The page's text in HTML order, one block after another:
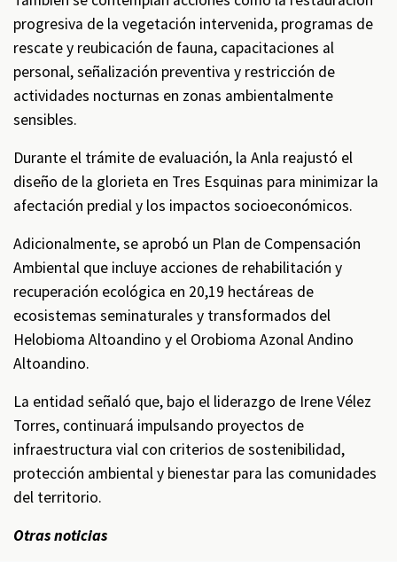
progresiva de la vegetación intervenida, programas de
rescate y reubicación de fauna, capacitaciones al
personal, señalización preventiva y restricción de
actividades nocturnas en zonas ambientalmente
sensibles.
Durante el trámite de evaluación, la Anla reajustó el
diseño de la glorieta en Tres Esquinas para minimizar la
afectación predial y los impactos socioeconómicos.
Adicionalmente, se aprobó un Plan de Compensación
Ambiental que incluye acciones de rehabilitación y
recuperación ecológica en 20,19 hectáreas de
ecosistemas seminaturales y transformados del
Helobioma Altoandino y el Orobioma Azonal Andino
Altoandino.
La entidad señaló que, bajo el liderazgo de Irene Vélez
Torres, continuará impulsando proyectos de
infraestructura vial con criterios de sostenibilidad,
protección ambiental y bienestar para las comunidades
del territorio.
Otras noticias